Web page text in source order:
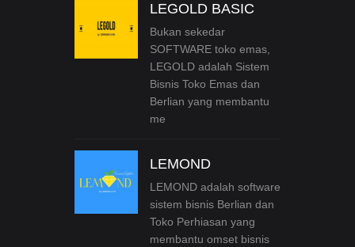
LEGOLD BASIC
Bukan sekedar
SOFTWARE toko emas,
LEGOLD adalah Sistem
Bisnis Toko Emas dan
Berlian yang membantu
me
LEMOND
LEMOND adalah software
sistem bisnis Berlian dan
Toko Perhiasan yang
membantu omset bisnis